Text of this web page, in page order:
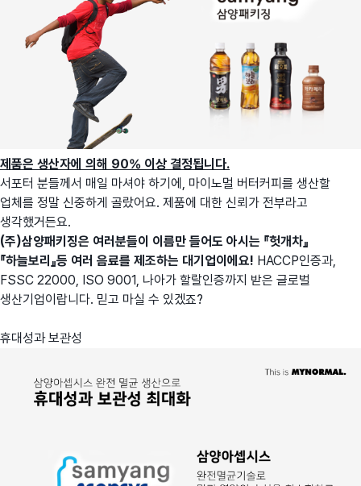
제품은 생산자에 의해 90% 이상 결정됩니다.
서포터 분들께서 매일 마셔야 하기에, 마이노멀 버터커피를 생산할
업체를 정말 신중하게 골랐어요. 제품에 대한 신뢰가 전부라고
생각했거든요.
(주)삼양패키징은 여러분들이 이름만 들어도 아시는 『헛개차』
『하늘보리』등 여러 음료를 제조하는 대기업이에요! HACCP인증과,
FSSC 22000, ISO 9001, 나아가 할랄인증까지 받은 글로벌
생산기업이랍니다. 믿고 마실 수 있겠죠?
휴대성과 보관성